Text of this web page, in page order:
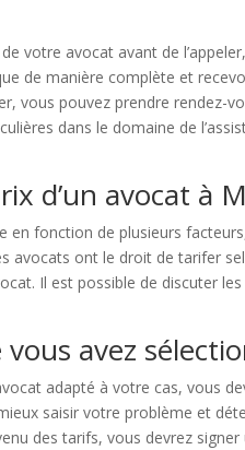
votre avocat avant de
de manière complète et
vous pouvez prendre rendez-
dans le domaine de
d’un avocat à
en fonction de plusieurs
avocats ont le droit de tarifer
Il est possible de discuter
avez
adapté à votre cas, vous
saisir votre problème et
des tarifs, vous devrez